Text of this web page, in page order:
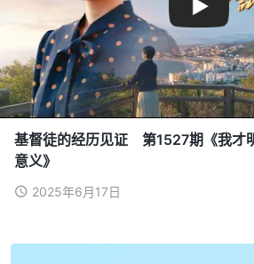
基督徒的经历见证 第1527期《我才
意义》
2025年6月17日